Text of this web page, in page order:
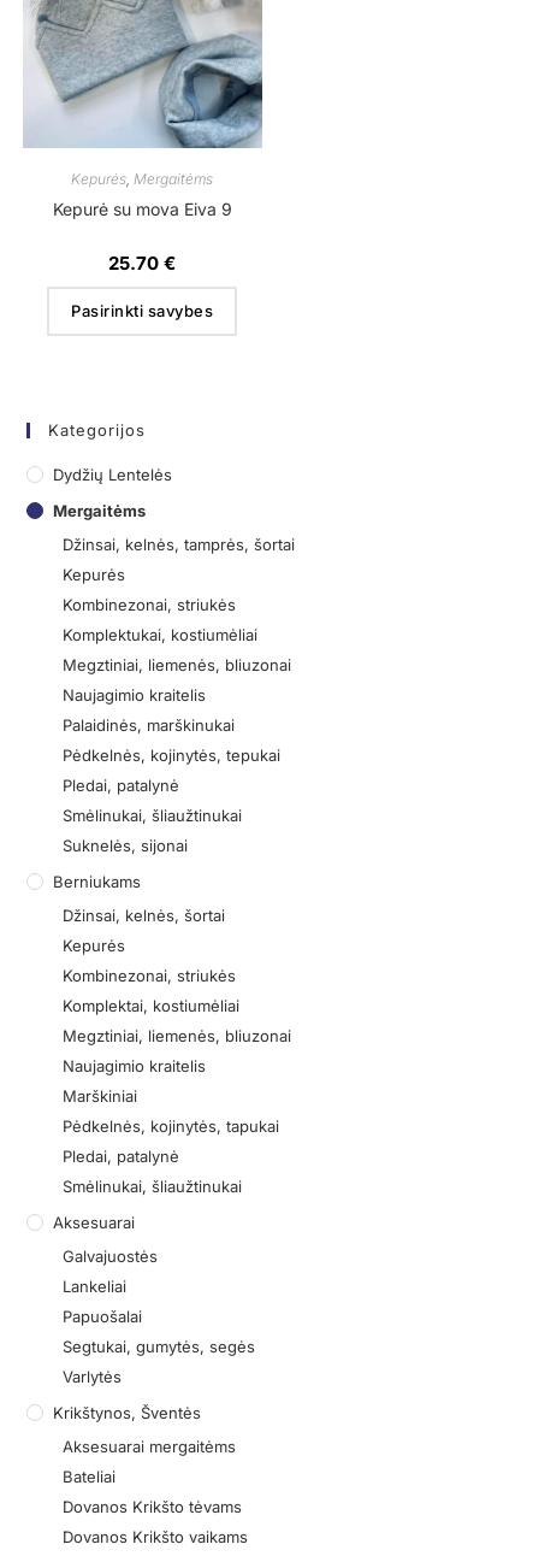
Kepurės Mergaitėms
Kepurė su mova Eiva 9
25.70€
Pasirinkti savybes
Kategorijos
Dydžių Lentelės
Mergaitėms
Džinsai, kelnės, tamprės, šortai
Kepurės
Kombinezonai, striukės
Komplektukai, kostiumėliai
Megztiniai, liemenės, bliuzonai
Naujagimio kraitelis
Palaidinės, marškinukai
Pėdkelnės, kojinytės, tepukai
Pledai, patalynė
Smėlinukai, šliaužtinukai
Suknelės, sijonai
Berniukams
Džinsai, kelnės, šortai
Kepurės
Kombinezonai, striukės
Komplektai, kostiumėliai
Megztiniai, liemenės, bliuzonai
Naujagimio kraitelis
Marškiniai
Pėdkelnės, kojinytės, tapukai
Pledai, patalynė
Smėlinukai, šliaužtinukai
Aksesuarai
Galvajuostės
Lankeliai
Papuošalai
Segtukai, gumytės, segės
Varlytės
Krikštynos, Šventės
Aksesuarai mergaitėms
Bateliai
Dovanos Krikšto tėvams
Dovanos Krikšto vaikams